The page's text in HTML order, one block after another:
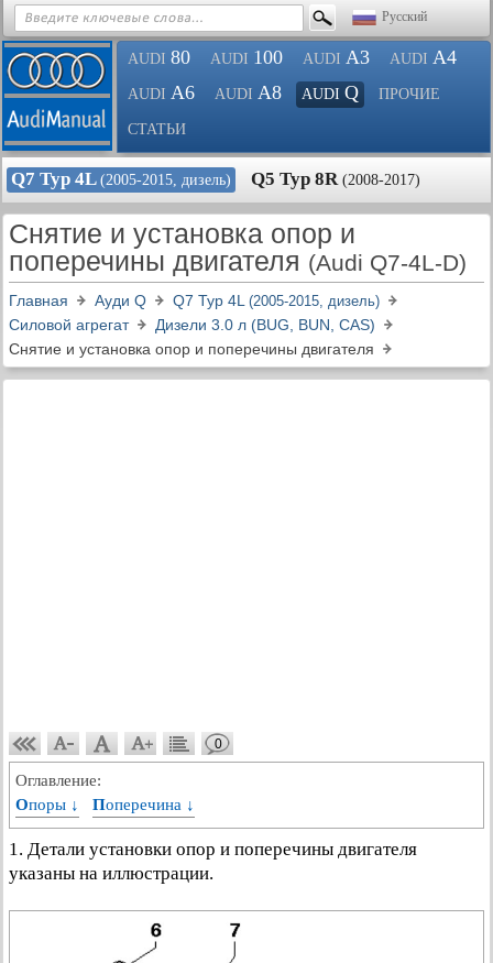
Русский
AUDI 80 AUDI 100 AUDI A3 AUDI A4
AUDI A6 AUDI A8 AUDI Q ПРОЧИЕ
СТАТЬИ
Q7 Typ 4L (2005-2015, дизель) Q5 Typ 8R (2008-2017)
Снятие и установка опор и
поперечины двигателя (Audi Q7-4L-D)
Главная Ауди Q Q7 Typ 4L (2005-2015, дизель)
Силовой агрегат
Дизели 3.0 л (BUG, BUN, CAS)
Снятие и установка опор и поперечины двигателя
0
Оглавление:
Опоры ↓
Поперечина ↓
1. Детали установки опор и поперечины двигателя
указаны на иллюстрации.